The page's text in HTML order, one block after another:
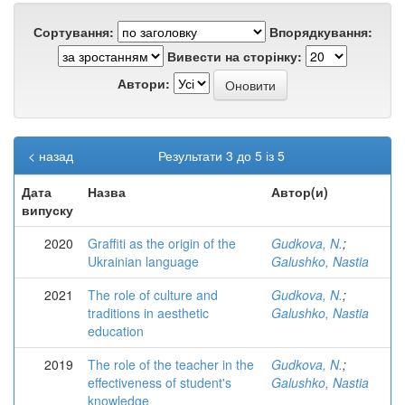
Сортування:
Впорядкування:
Вивести на сторінку:
Автори:
Результати 3 до 5 із 5
< назад
Дата
випуску
Назва Автор(и)
2020
Graffiti as the origin of the
Ukrainian language
Gudkova, N.;
Galushko, Nastia
2021
The role of culture and
traditions in aesthetic
education
Gudkova, N.;
Galushko, Nastia
2019
The role of the teacher in the
effectiveness of student's
knowledge
Gudkova, N.;
Galushko, Nastia